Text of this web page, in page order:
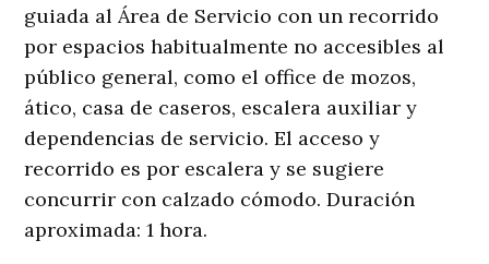
guiada al Área de Servicio con un recorrido
por espacios habitualmente no accesibles al
público general, como el office de mozos,
ático, casa de caseros, escalera auxiliar y
dependencias de servicio. El acceso y
recorrido es por escalera y se sugiere
concurrir con calzado cómodo. Duración
aproximada: 1 hora.